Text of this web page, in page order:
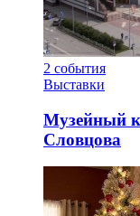
2 события
Выставки
Музейный
Словцова